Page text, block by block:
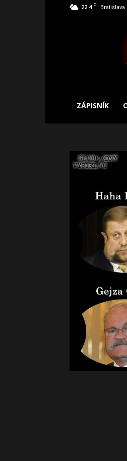
22.4 C Bratislava
ZÁPISNÍK